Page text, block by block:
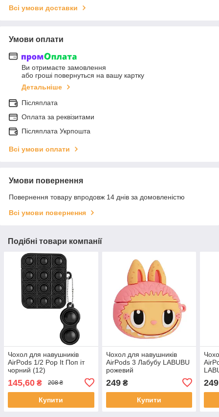
Всі умови доставки
Умови оплати
Ви отримаєте замовлення
або гроші повернуться на вашу картку
Детальніше
Післяплата
Оплата за реквізитами
Післяплата Укрпошта
Всі умови оплати
Умови повернення
Повернення товару впродовж 14 днів за домовленістю
Всі умови повернення
Подібні товари компанії
Чохол для навушників
AirPods 1/2 Pop It Поп іт
чорний (12)
145,60 ₴ 208 ₴
Купити
Чохол для навушників
AirPods 3 Лабубу LABUBU
рожевий
249₴
Купити
249